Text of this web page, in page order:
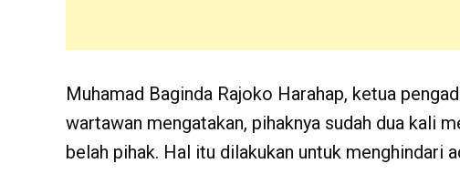
Muhamad Baginda Rajoko Harahap, ketua
wartawan mengatakan, pihaknya sudah dua kali
belah pihak. Hal itu dilakukan untuk menghindari